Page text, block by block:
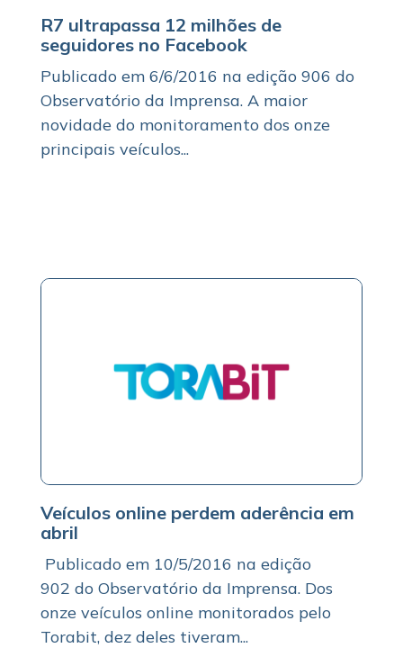
R7 ultrapassa 12 milhões de
seguidores no Facebook
Publicado em 6/6/2016 na edição 906 do
Observatório da Imprensa. A maior
novidade do monitoramento dos onze
principais veículos...
Veículos online perdem aderência em
abril
Publicado em 10/5/2016 na edição
902 do Observatório da Imprensa. Dos
onze veículos online monitorados pelo
Torabit, dez deles tiveram...